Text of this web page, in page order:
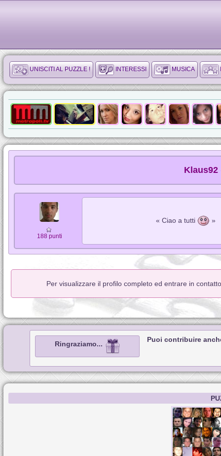
UNISCITI AL PUZZLE ! INTERESSI MUSICA
Klaus92
188 punti
« Ciao a tutti »
Per visualizzare il profilo completo ed entrare in
Ringraziamo...
Puoi contribuire